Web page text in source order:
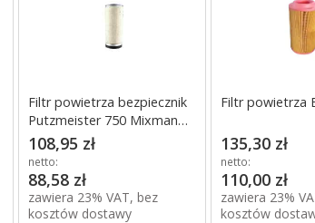
Filtr powietrza bezpiecznik
Putzmeister 750 Mixman
Stage V
108,95 zł
netto:
88,58 zł
zawiera 23% VAT, bez
kosztów dostawy
Filtr powietrza
135,30 zł
netto:
110,00 zł
zawiera 23%
kosztów